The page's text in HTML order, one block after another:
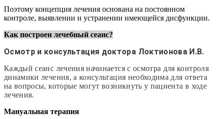
Поэтому концепция лечения основана на постоянном
контроле, выявлении и устранении имеющейся дисфункции.
Как построен лечебный сеанс?
Осмотр и консультация доктора Локтионова И.В.
Каждый сеанс лечения начинается с осмотра для контроля
динамики лечения, а консультация необходима для ответа
на вопросы, которые могут возникнуть у пациента в ходе
лечения.
Мануальная терапия